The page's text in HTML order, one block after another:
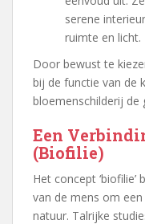
serene
ruimte en licht.
Door bewust te
bij de functie van de
bloemenschilderij de
Een
(Biofilie)
Het concept
van de mens om
natuur. Talrijke